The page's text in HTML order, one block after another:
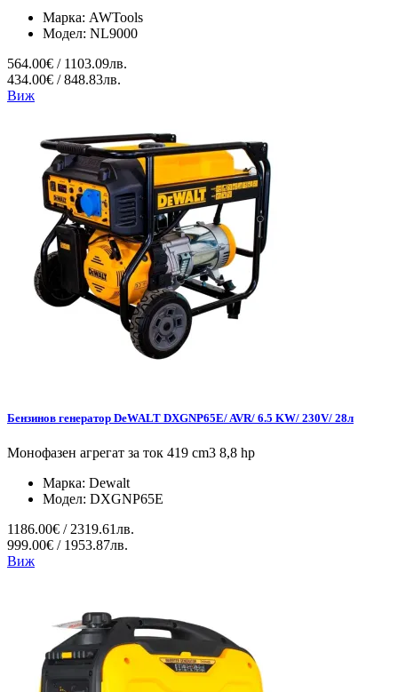
Марка: AWTools
Модел: NL9000
564.00€ / 1103.09лв.
434.00€ / 848.83лв.
Виж
Бензинов генератор DeWALT DXGNP65E/ AVR/ 6.5 KW/ 230V/ 28л
Монофазен агрегат за ток 419 cm3 8,8 hp
Марка: Dewalt
Модел: DXGNP65E
1186.00€ / 2319.61лв.
999.00€ / 1953.87лв.
Виж